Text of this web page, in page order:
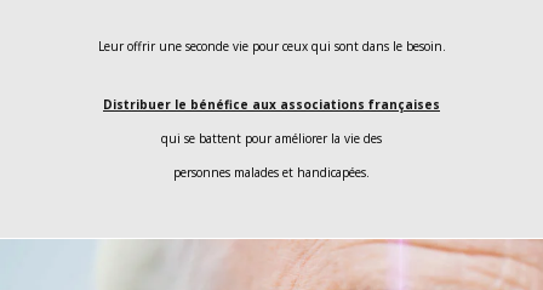
Leur offrir une seconde vie pour ceux qui sont dans le besoin.
Distribuer le bénéfice aux associations françaises
qui se battent pour améliorer la vie des
personnes malades et handicapées.